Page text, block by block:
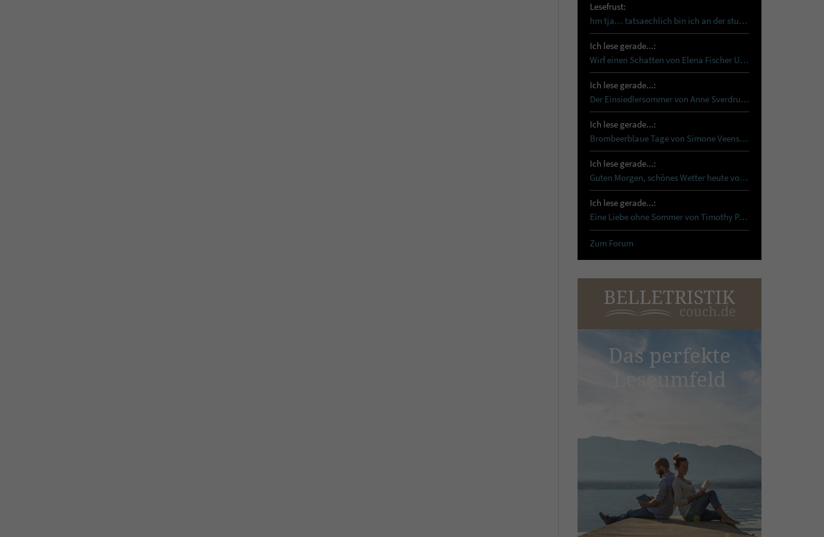
Lesefrust:
hm tja… tatsaechlich bin ich an der sturmhoehe…
Ich lese gerade...:
Wirf einen Schatten von Elena Fischer Über…
Ich lese gerade...:
Der Einsiedlersommer von Anne Sverdrup-Thygeson …
Ich lese gerade...:
Brombeerblaue Tage von Simone Veenstra Reset …
Ich lese gerade...:
Guten Morgen, schönes Wetter heute von Tanja…
Ich lese gerade...:
Eine Liebe ohne Sommer von Timothy Paul Schon…
Zum Forum
Das perfekte
Leseumfeld